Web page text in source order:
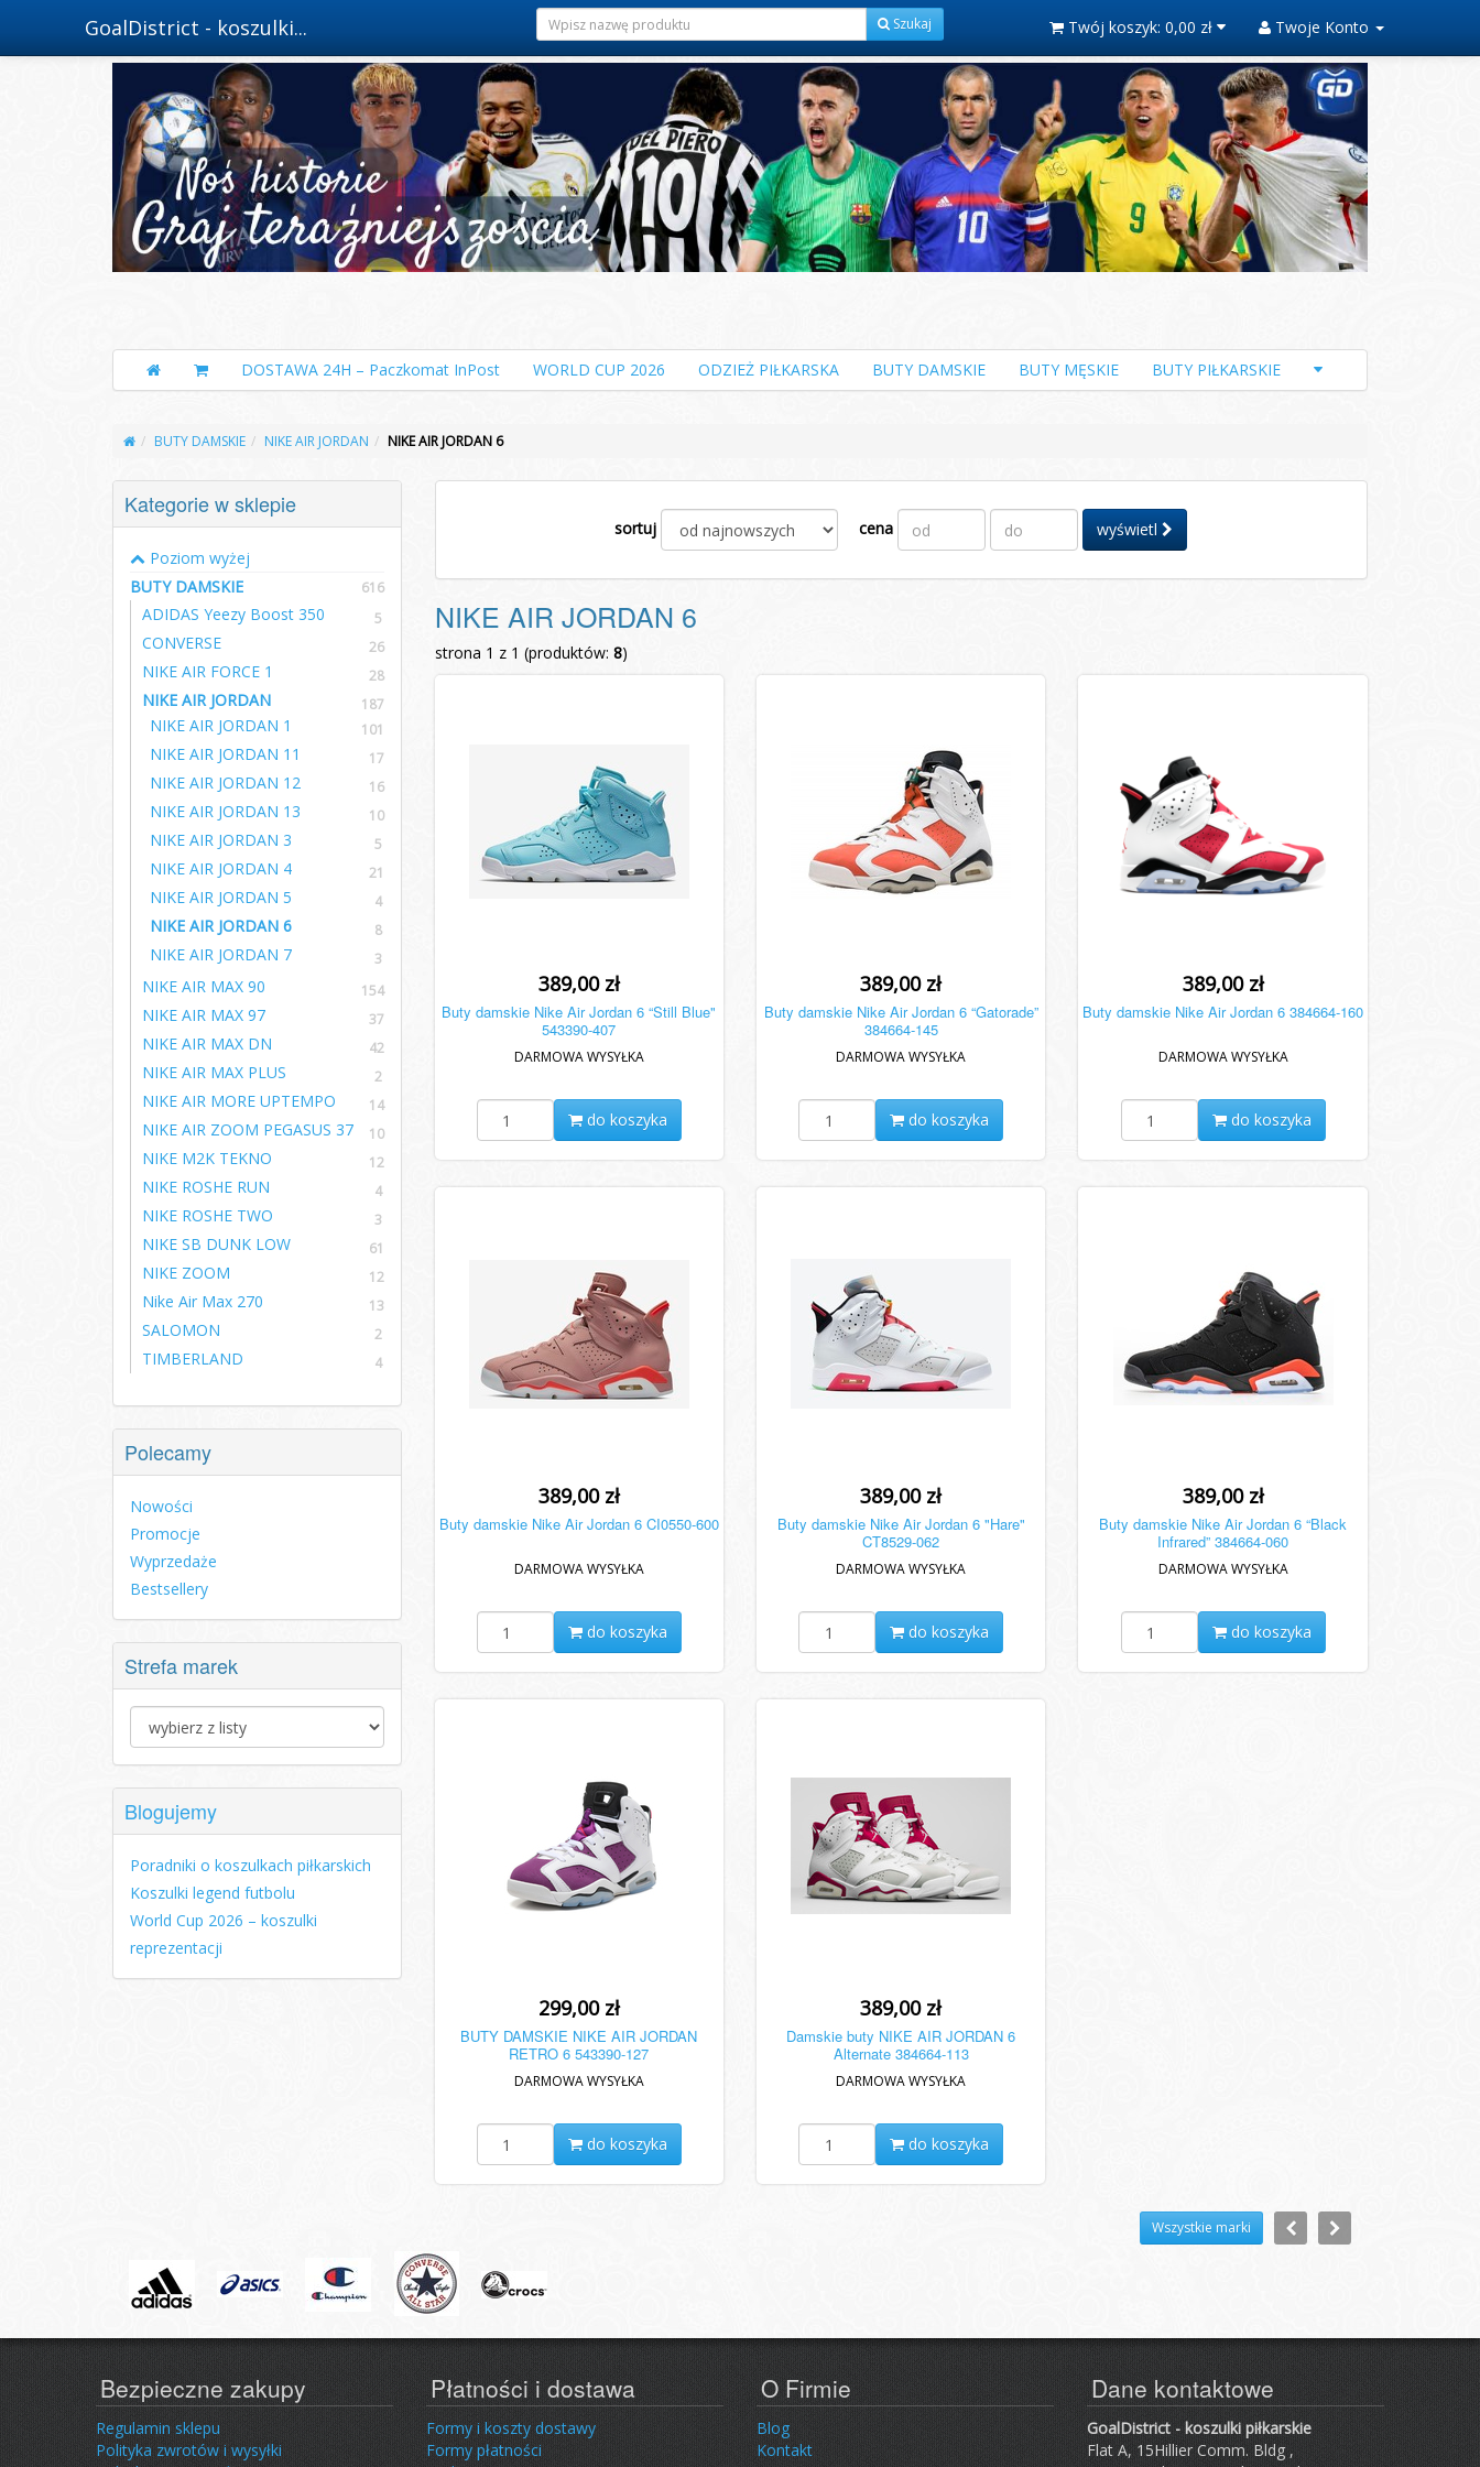
GoalDistrict - koszulki... Szukaj Twój koszyk: 0,00 zł Twoje Konto
DOSTAWA 24H – Paczkomat InPost WORLD CUP 2026 ODZIEŻ PIŁKARSKA BUTY DAMSKIE BUTY MĘSKIE BUTY PIŁKARSKIE
BUTY DAMSKIE NIKE AIR JORDAN NIKE AIR JORDAN 6
Kategorie w sklepie
Poziom wyżej
BUTY DAMSKIE
616
ADIDAS Yeezy Boost 350 5
CONVERSE 26
NIKE AIR FORCE 1 28
NIKE AIR JORDAN 187
NIKE AIR JORDAN 1 101
NIKE AIR JORDAN 11 17
NIKE AIR JORDAN 12 16
NIKE AIR JORDAN 13 10
NIKE AIR JORDAN 3 5
NIKE AIR JORDAN 4 21
NIKE AIR JORDAN 5 4
NIKE AIR JORDAN 6 8
NIKE AIR JORDAN 7 3
NIKE AIR MAX 90 154
NIKE AIR MAX 97 37
NIKE AIR MAX DN 42
NIKE AIR MAX PLUS 2
NIKE AIR MORE UPTEMPO 14
NIKE AIR ZOOM PEGASUS 37 10
NIKE M2K TEKNO 12
NIKE ROSHE RUN 4
NIKE ROSHE TWO 3
NIKE SB DUNK LOW 61
NIKE ZOOM 12
Nike Air Max 270 13
SALOMON 2
TIMBERLAND 4
Polecamy
Nowości
Promocje
Wyprzedaże
Bestsellery
Strefa marek
Blogujemy
Poradniki o koszulkach piłkarskich
Koszulki legend futbolu
World Cup 2026 – koszulki
reprezentacji
sortuj cena wyświetl
NIKE AIR JORDAN 6
strona 1 z 1 (produktów: 8)
389,00 zł
Buty damskie Nike Air Jordan 6 “Still Blue"
543390-407
DARMOWA WYSYŁKA
do koszyka
389,00 zł
Buty damskie Nike Air Jordan 6 “Gatorade”
384664-145
DARMOWA WYSYŁKA
do koszyka
389,00 zł
Buty damskie Nike Air Jordan 6 384664-160
DARMOWA WYSYŁKA
do koszyka
389,00 zł
Buty damskie Nike Air Jordan 6 CI0550-600
DARMOWA WYSYŁKA
do koszyka
389,00 zł
Buty damskie Nike Air Jordan 6 "Hare"
CT8529-062
DARMOWA WYSYŁKA
do koszyka
389,00 zł
Buty damskie Nike Air Jordan 6 “Black
Infrared” 384664-060
DARMOWA WYSYŁKA
do koszyka
299,00 zł
BUTY DAMSKIE NIKE AIR JORDAN
RETRO 6 543390-127
DARMOWA WYSYŁKA
do koszyka
389,00 zł
Damskie buty NIKE AIR JORDAN 6
Alternate 384664-113
DARMOWA WYSYŁKA
do koszyka
Wszystkie marki
Bezpieczne zakupy
Regulamin sklepu
Polityka zwrotów i wysyłki
Płatności i dostawa
Formy i koszty dostawy
Formy płatności
O Firmie
Blog
Kontakt
Dane kontaktowe
GoalDistrict - koszulki piłkarskie
Flat A, 15Hillier Comm. Bldg ,